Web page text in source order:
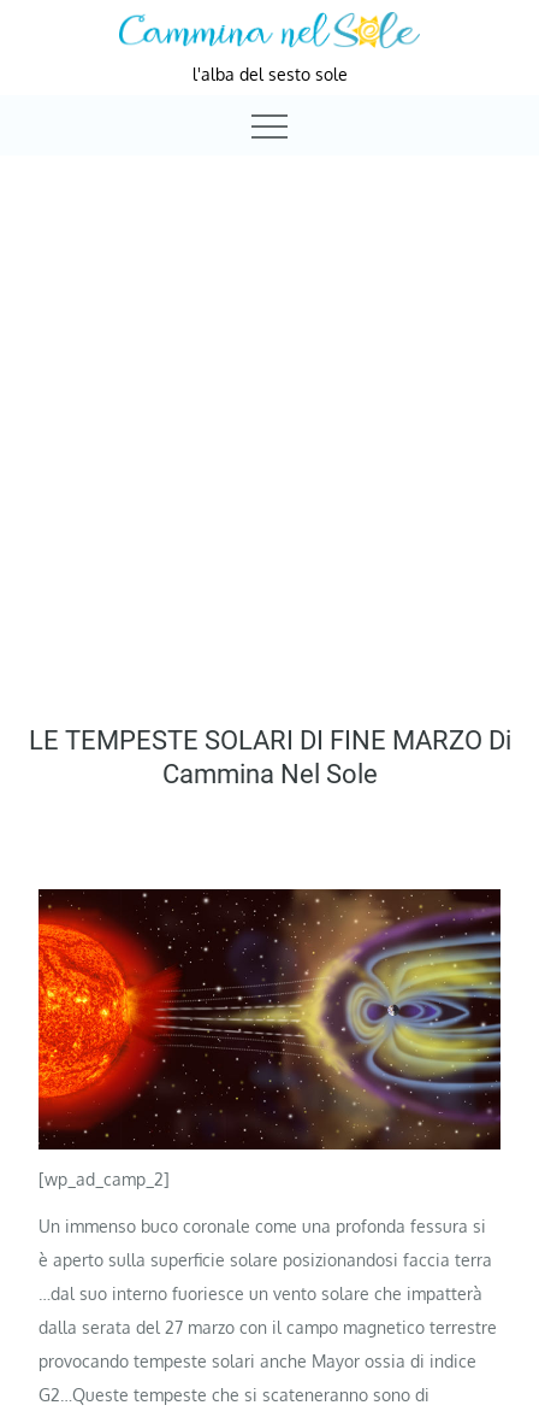
l'alba del sesto sole
LE TEMPESTE SOLARI DI FINE MARZO Di
Cammina Nel Sole
[wp_ad_camp_2]
Un immenso buco coronale come una profonda fessura si
è aperto sulla superficie solare posizionandosi faccia terra
…dal suo interno fuoriesce un vento solare che impatterà
dalla serata del 27 marzo con il campo magnetico terrestre
provocando tempeste solari anche Mayor ossia di indice
G2…Queste tempeste che si scateneranno sono di